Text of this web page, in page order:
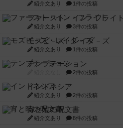
紹介文あり 1件の投稿
ファースト・イン・フライト
紹介文あり 3件の投稿
モズビ－ズ・レイダ－ズ
紹介文あり 1件の投稿
テンプテーション
2件の投稿
インドネシア
紹介文あり 2件の投稿
宵と暁の呪文書
紹介文あり 8件の投稿